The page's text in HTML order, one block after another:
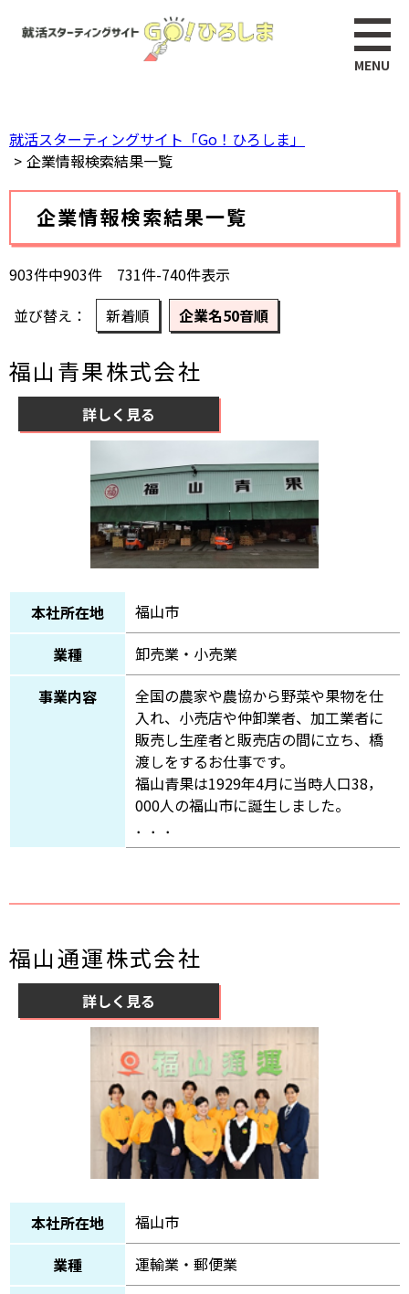
で
す。
就活スターティングサイト「Go！ひろしま」
企業情報検索結果一覧
企業情報検索結果一覧
903件中903件 731件-740件表示
並び替え
新着順 企業名50音順
福山青果株式会社
詳しく見る
本社所在地
福山市
業種
卸売業・小売業
事業内容
全国の農家や農協から野菜や果物を仕
入れ、小売店や仲卸業者、加工業者に
販売し生産者と販売店の間に立ち、橋
渡しをするお仕事です。
福山青果は1929年4月に当時人口38，
000人の福山市に誕生しました。
．．．
福山通運株式会社
詳しく見る
本社所在地
福山市
業種
運輸業・郵便業